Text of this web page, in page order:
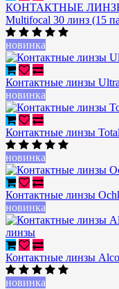
КОНТАКТНЫЕ ЛИНЗЫ
Multifocal 30 линз (15
новинка
Контактные линзы
новинка
Контактные линзы
новинка
Контактные линзы
новинка
Контактные линзы
новинка